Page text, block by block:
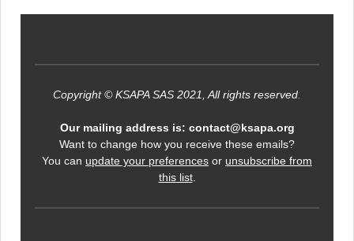
Copyright © KSAPA SAS 2021, All rights reserved.
Our mailing address is: contact@ksapa.org
Want to change how you receive these emails?
You can update your preferences or unsubscribe from
this list.